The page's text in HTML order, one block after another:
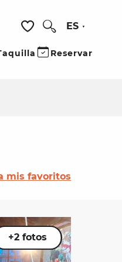
Voir les favoris
ES
Reservar
mis favoritos
+2 fotos